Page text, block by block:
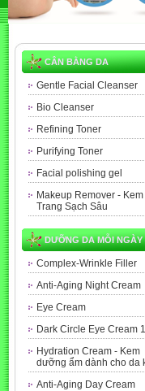
CÂN BẰNG DA
Gentle Facial Cleanser
Bio Cleanser
Refining Toner
Purifying Toner
Facial polishing gel
Makeup Remover -
Trang Sạch Sâu
DƯỠNG DA MỖI NGÀY
Complex-Wrinkle Filler
Anti-Aging Night Cream
Eye Cream
Dark Circle Eye Cream
Hydration Cream - Kem
dưỡng ẩm dành cho da
Anti-Aging Day Cream